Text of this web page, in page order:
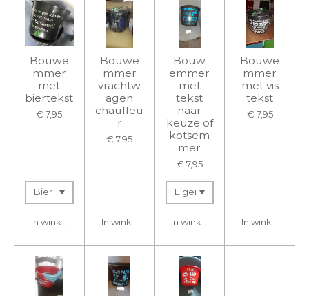
Bouwe
mmer
met
biertekst
€ 7,95
In winkelwagen
Bouwe
mmer
vrachtw
agen
chauffeu
r
€ 7,95
In winkelwagen
Bouw
emmer
met
tekst
naar
keuze of
kotsem
mer
€ 7,95
In winkelwagen
Bouwe
mmer
met vis
tekst
€ 7,95
In